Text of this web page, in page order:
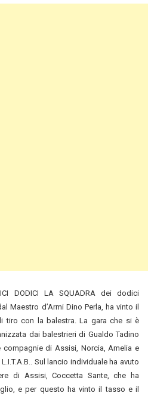
DODICI LA SQUADRA dei dodici
Maestro d’Armi Dino Perla, ha vinto il
tiro con la balestra. La gara che si è
dai balestrieri di Gualdo Tadino
di Assisi, Norcia, Amelia e
Sul lancio individuale ha avuto
di Assisi, Coccetta Sante, che ha
e per questo ha vinto il tasso e il